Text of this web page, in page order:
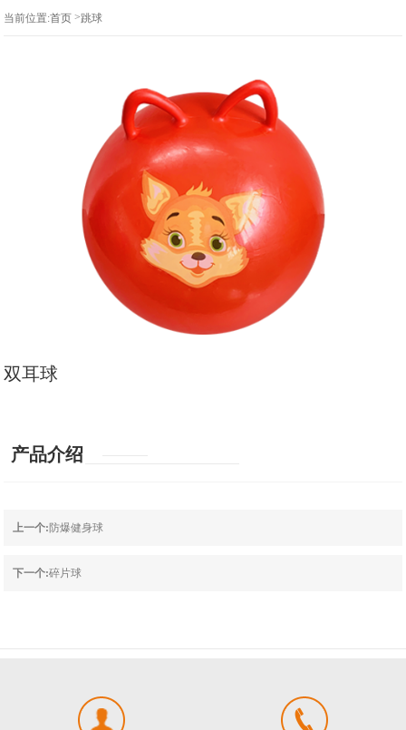
当前位置:首页 >跳球
双耳球
产品介绍
上一个: 防爆健身球
下一个:碎片球